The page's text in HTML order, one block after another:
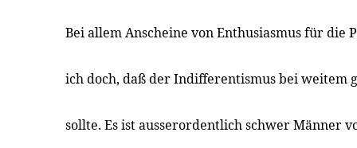
Bei allem Anscheine von Enthusiasmus für die
ich doch, daß der Indifferentismus bei weitem
sollte. Es ist ausserordentlich schwer Männer